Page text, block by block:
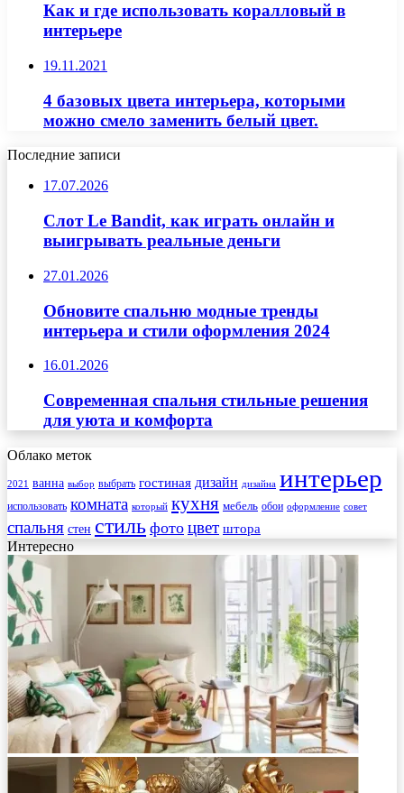
Как и где использовать коралловый в
интерьере
19.11.2021
4 базовых цвета интерьера, которыми
можно смело заменить белый цвет.
Последние записи
17.07.2026
Слот Le Bandit, как играть онлайн и
выигрывать реальные деньги
27.01.2026
Обновите спальню модные тренды
интерьера и стили оформления 2024
16.01.2026
Современная спальня стильные решения
для уюта и комфорта
Облако меток
2021 ванна выбор выбрать гостиная дизайн дизайна интерьер
использовать комната который кухня мебель обои оформление совет
спальня стен стиль фото цвет штора
Интересно